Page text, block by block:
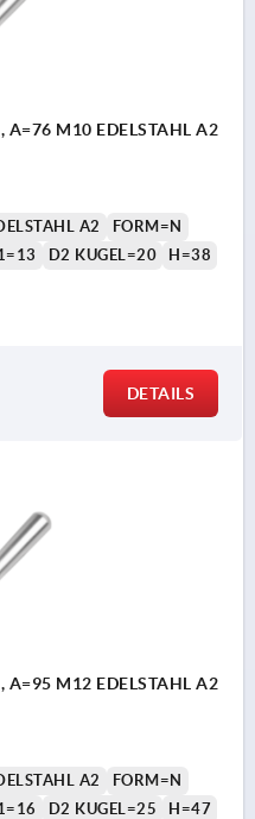
A=76 M10 EDELSTAHL A2
A2
FORM=N
D2 KUGEL=20
H=38
DETAILS
A=95 M12 EDELSTAHL A2
A2
FORM=N
D2 KUGEL=25
H=47